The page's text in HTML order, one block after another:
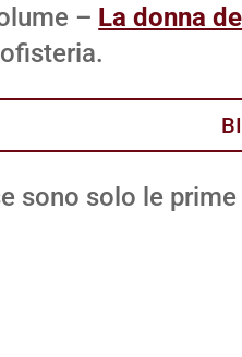
– La donna
sono solo le